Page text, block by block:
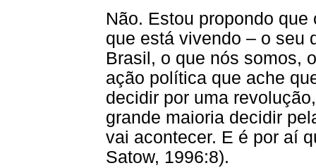
Não. Estou propondo
que está vivendo – o seu
Brasil, o que nós somos,
ação política que ache
decidir por uma
grande maioria decidir
vai acontecer. E é por aí
Satow, 1996:8).